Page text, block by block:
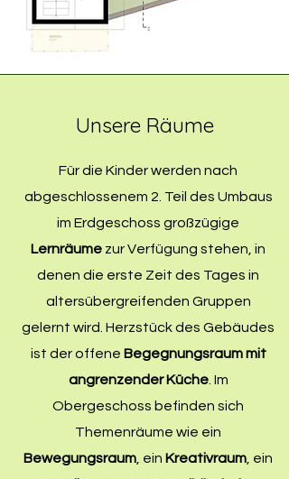
Unsere Räume
Für die Kinder werden nach
abgeschlossenem 2. Teil des Umbaus
im Erdgeschoss großzügige
Lernräume zur Verfügung stehen, in
denen die erste Zeit des Tages in
altersübergreifenden Gruppen
gelernt wird. Herzstück des Gebäudes
ist der offene Begegnungsraum mit
angrenzender Küche. Im
Obergeschoss befinden sich
Themenräume wie ein
Bewegungsraum , ein Kreativraum , ein